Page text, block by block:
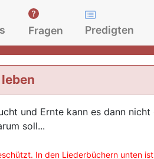
Fragen Predigten
und Ernte kann es dann nicht
soll...
In den Liederbüchern unten